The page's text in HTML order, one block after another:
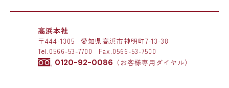
高浜本社
〒444-1305
愛知県高浜市神明町7-13-38
Tel.0566-53-7700 Fax.0566-53-7500
0120-92-0086 （お客様専用ダイヤル）